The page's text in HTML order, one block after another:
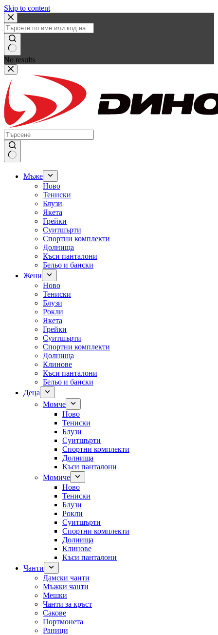
Skip to content
No results
Мъже
Ново
Тениски
Блузи
Якета
Грейки
Суитшърти
Спортни комплекти
Долнища
Къси панталони
Бельо и бански
Жени
Ново
Тениски
Блузи
Рокли
Якета
Грейки
Суитшърти
Спортни комплекти
Долнища
Клинове
Къси панталони
Бельо и бански
Деца
Момче
Ново
Тениски
Блузи
Суитшърти
Спортни комплекти
Долнища
Къси панталони
Момиче
Ново
Тениски
Блузи
Рокли
Суитшърти
Спортни комплекти
Долнища
Клинове
Къси панталони
Чанти
Дамски чанти
Мъжки чанти
Мешки
Чанти за кръст
Сакове
Портмонета
Раници